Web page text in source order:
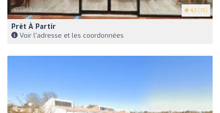
4.1 (76)
Prêt À Partir
Voir l'adresse et les coordonnées